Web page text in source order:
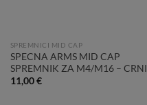
SPREMNICI MID CAP
SPECNA ARMS MID CAP
SPREMNIK ZA M4/M16 – CRNI
11,00€